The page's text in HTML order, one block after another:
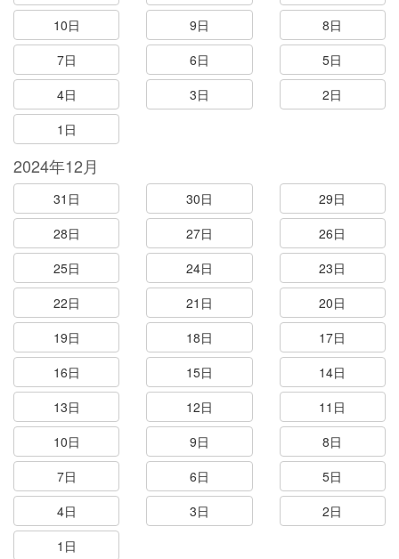
10日
9日
8日
7日
6日
5日
4日
3日
2日
1日
2024年12月
31日 30日
29日
28日
27日
26日
25日
24日
23日
22日
21日
20日
19日
18日
17日
16日
15日
14日
13日
12日
11日
10日
9日
8日
7日
6日
5日
4日
3日
2日
1日